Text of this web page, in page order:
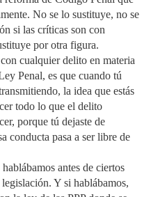
No se lo sustituye, no se
si las críticas son con
por otra figura.
cualquier delito en materia
Penal, es que cuando tú
la idea que estás
todo lo que el delito
porque tú dejaste de
conducta pasa a ser libre de
antes de ciertos
Y si hablábamos,